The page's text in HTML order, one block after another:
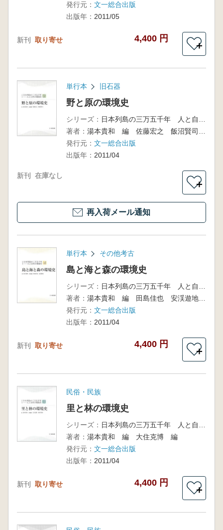
発行元： 文一総合出版
出版年： 2011/05
新刊 取り寄せ 4,400 円
＋
単行本 旧石器
野と原の環境史
シリーズ：
著者：
発行元： 文一総合出版
出版年： 2011/04
新刊 在庫なし
＋
再入荷メール通知
単行本 その他考古
島と海と森の環境史
シリーズ：
著者：
湯本貴和 編 田島佳也 安渓遊地 編
発行元： 文一総合出版
出版年： 2011/04
新刊 取り寄せ 4,400 円
＋
民俗・民族
里と林の環境史
シリーズ：
著者： 湯本貴和 編 大住克博 編
発行元： 文一総合出版
出版年： 2011/04
新刊 取り寄せ 4,400 円
＋